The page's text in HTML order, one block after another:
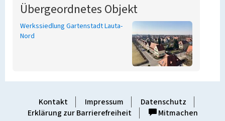
Übergeordnetes Objekt
Werkssiedlung Gartenstadt Lauta-
Nord
Kontakt Impressum
Datenschutz
Erklärung zur Barrierefreiheit
Mitmachen